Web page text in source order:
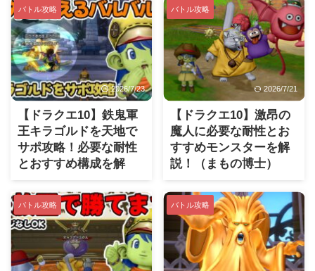
バトル攻略
2026/7/23
【ドラクエ10】鉄鬼軍
王キラゴルドを天地で
サポ攻略！必要な耐性
とおすすめ構成を解
説！
バトル攻略
2026/7/21
【ドラクエ10】激昂の
魔人に必要な耐性とお
すすめモンスターを解
説！（まもの博士）
バトル攻略 バトル攻略